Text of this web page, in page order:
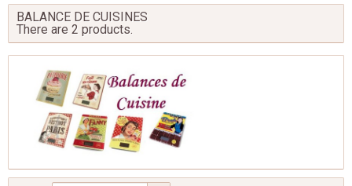
BALANCE DE CUISINES
There are 2 products.